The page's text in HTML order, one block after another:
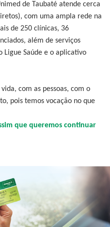
de Taubaté atende cerca
com uma ampla rede na
de 250 clínicas, 36
além de serviços
Ligue Saúde e o aplicativo
com as pessoas, com o
pois temos vocação no que
que queremos continuar